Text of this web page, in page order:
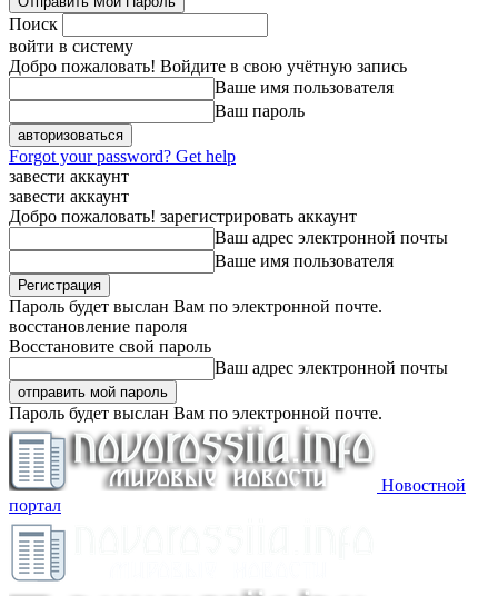
Поиск
войти в систему
Добро пожаловать! Войдите в свою учётную запись
Ваше имя пользователя
Ваш пароль
Forgot your password? Get help
завести аккаунт
завести аккаунт
Добро пожаловать! зарегистрировать аккаунт
Ваш адрес электронной почты
Ваше имя пользователя
Пароль будет выслан Вам по электронной почте.
восстановление пароля
Восстановите свой пароль
Ваш адрес электронной почты
Пароль будет выслан Вам по электронной почте.
Новостной
портал